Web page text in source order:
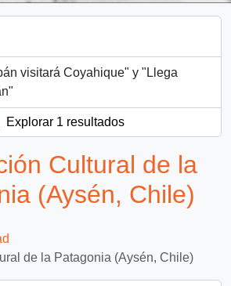
visitará Coyahique" y "Llega
Explorar 1 resultados
Cultural de la
(Aysén, Chile)
de la Patagonia (Aysén, Chile)